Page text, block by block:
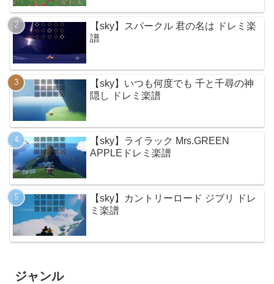
【sky】スパークル 君の名は ドレミ楽
譜
【sky】いつも何度でも 千と千尋の神
隠し ドレミ楽譜
【sky】ライラック Mrs.GREEN
APPLEドレミ楽譜
【sky】カントリーロード ジブリ ドレ
ミ楽譜
ジャンル